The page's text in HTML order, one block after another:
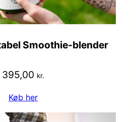
Smoothie-blender
395,00 kr.
Køb her